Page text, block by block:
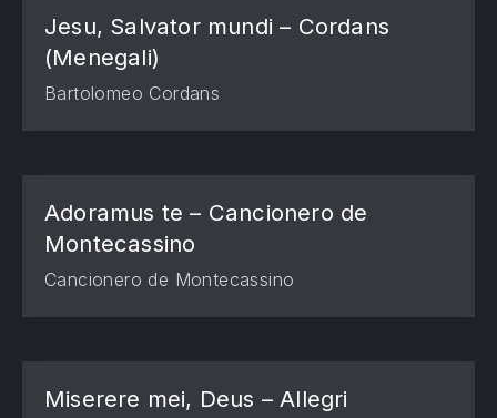
Jesu, Salvator mundi – Cordans
(Menegali)
Bartolomeo Cordans
Adoramus te – Cancionero de
Montecassino
Cancionero de Montecassino
Miserere mei, Deus – Allegri